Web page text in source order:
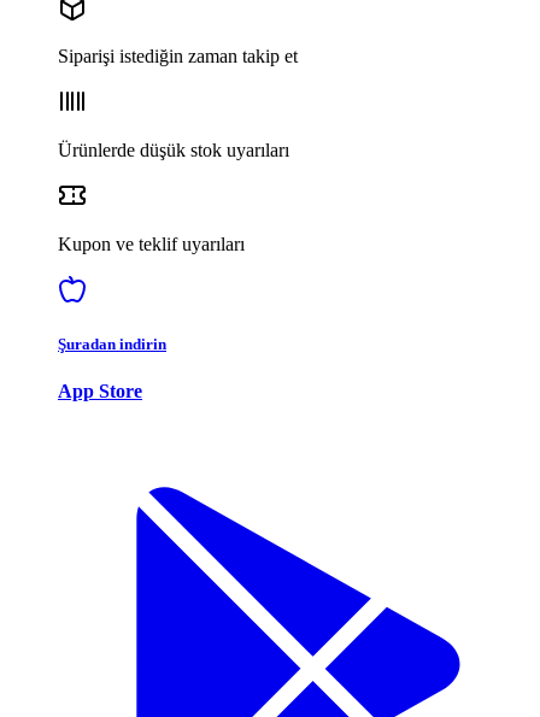
Siparişi istediğin zaman takip et
Ürünlerde düşük stok uyarıları
Kupon ve teklif uyarıları
Şuradan indirin
App Store